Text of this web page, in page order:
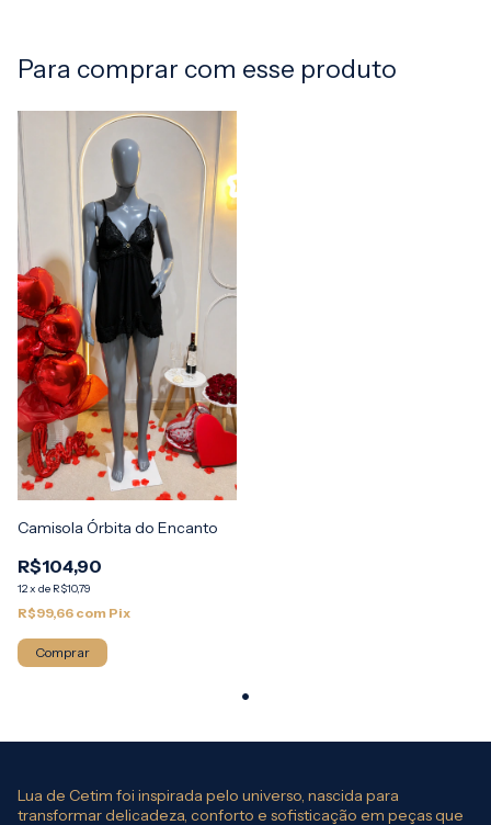
Para comprar com esse produto
Camisola Órbita do Encanto
R$104,90
12x de R$10,79
R$99,66 com Pix
Comprar
Lua de Cetim foi inspirada pelo universo, nascida para
transformar delicadeza, conforto e sofisticação em peças que